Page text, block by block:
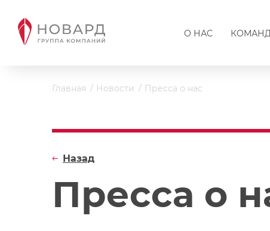
О НАС
Главная Новости Пресса о нас
Пресса о
Назад